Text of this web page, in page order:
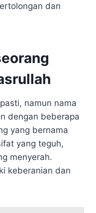
dan
namun nama
dengan beberapa
yang bernama
yang teguh,
menyerah.
keberanian dan